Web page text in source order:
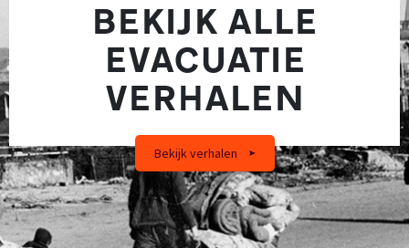
BEKIJK ALLE
EVACUATIE
VERHALEN
Bekijk verhalen